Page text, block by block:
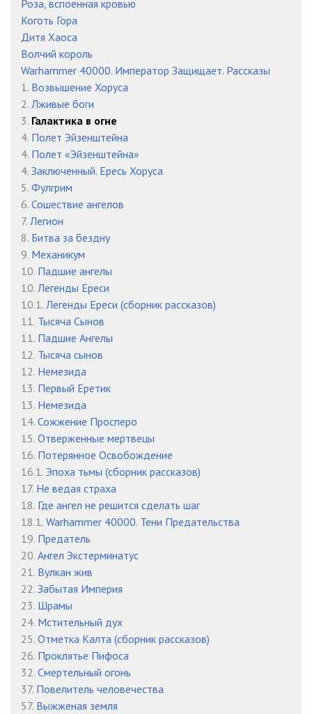
019
020
021
022
023
024
025
026
027
028
029
030
031
032
033
034
035
036
037
038
039
040
041
042
043
044
Роза, вспоенная кровью
Коготь Гора
Дитя Хаоса
Волчий король
Warhammer 40000. Император Защищает. Рассказы
1. Возвышение Хоруса
2. Лживые боги
3. Галактика в огне
4. Полет Эйзенштейна
4. Полет «Эйзенштейна»
4. Заключенный. Ересь Хоруса
5. Фулгрим
6. Сошествие ангелов
7. Легион
8. Битва за бездну
9. Механикум
10. Падшие ангелы
10. Легенды Ереси
10.1. Легенды Ереси (сборник рассказов)
11. Тысяча Сынов
11. Падшие Ангелы
12. Тысяча сынов
12. Немезида
13. Первый Еретик
13. Немезида
14. Сожжение Просперо
15. Отверженные мертвецы
16. Потерянное Освобождение
16.1. Эпоха тьмы (сборник рассказов)
17. Не ведая страха
18. Где ангел не решится сделать шаг
18.1. Warhammer 40000. Тени Предательства
19. Предатель
20. Ангел Экстерминатус
21. Вулкан жив
22. Забытая Империя
23. Шрамы
24. Мстительный дух
25. Отметка Калта (cборник рассказов)
26. Проклятье Пифоса
32. Смертельный огонь
37. Повелитель человечества
57. Выжженая земля